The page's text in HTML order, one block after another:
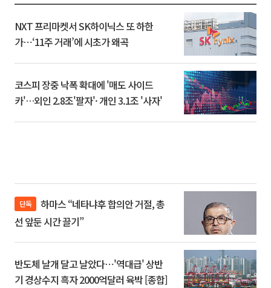
NXT 프리마켓서 SK하이닉스 또 하한
가⋯‘11주 거래’에 시초가 왜곡
코스피 장중 낙폭 확대에 '매도 사이드
카'…외인 2.8조'팔자'· 개인 3.1조 '사자'
단독
선 앞둔 시간 끌기”
반도체 날개 달고 날았다⋯'역대급' 상반
기 경상수지 흑자 2000억달러 육박 [종합]